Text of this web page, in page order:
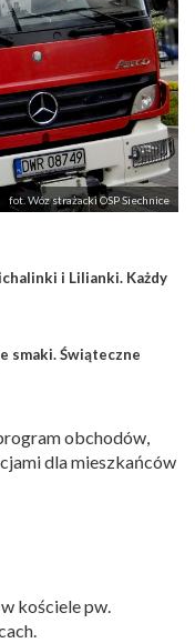
fot. Wóz strażacki OSP Siechnice
i Lilianki. Każdy
smaki. Świąteczne
obchodów,
dla mieszkańców
kościele pw.